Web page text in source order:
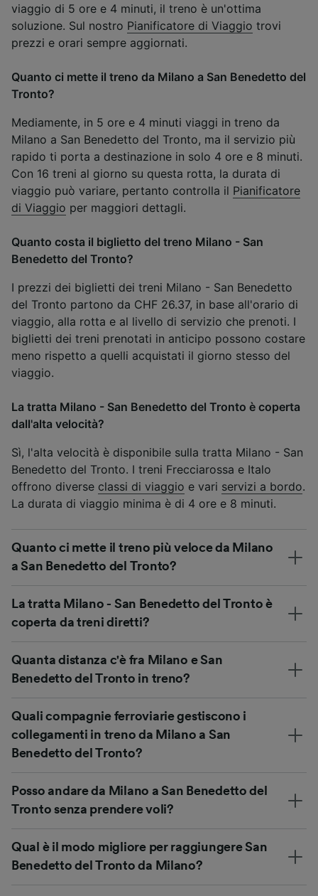
viaggio di 5 ore e 4 minuti, il treno è un'ottima
soluzione. Sul nostro Pianificatore di Viaggio trovi
prezzi e orari sempre aggiornati.
Quanto ci mette il treno da Milano a San Benedetto del
Tronto?
Mediamente, in 5 ore e 4 minuti viaggi in treno da
Milano a San Benedetto del Tronto, ma il servizio più
rapido ti porta a destinazione in solo 4 ore e 8 minuti.
Con 16 treni al giorno su questa rotta, la durata di
viaggio può variare, pertanto controlla il Pianificatore
di Viaggio per maggiori dettagli.
Quanto costa il biglietto del treno Milano - San
Benedetto del Tronto?
I prezzi dei biglietti dei treni Milano - San Benedetto
del Tronto partono da CHF 26.37, in base all'orario di
viaggio, alla rotta e al livello di servizio che prenoti. I
biglietti dei treni prenotati in anticipo possono costare
meno rispetto a quelli acquistati il giorno stesso del
viaggio.
La tratta Milano - San Benedetto del Tronto è coperta
dall'alta velocità?
Sì, l'alta velocità è disponibile sulla tratta Milano - San
Benedetto del Tronto. I treni Frecciarossa e Italo
offrono diverse classi di viaggio e vari servizi a bordo.
La durata di viaggio minima è di 4 ore e 8 minuti.
Quanto ci mette il treno più veloce da Milano
a San Benedetto del Tronto?
La tratta Milano - San Benedetto del Tronto è
coperta da treni diretti?
Quanta distanza c'è fra Milano e San
Benedetto del Tronto in treno?
Quali compagnie ferroviarie gestiscono i
collegamenti in treno da Milano a San
Benedetto del Tronto?
Posso andare da Milano a San Benedetto del
Tronto senza prendere voli?
Qual è il modo migliore per raggiungere San
Benedetto del Tronto da Milano?